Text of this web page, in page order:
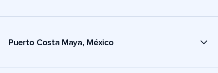
Puerto Costa Maya, México